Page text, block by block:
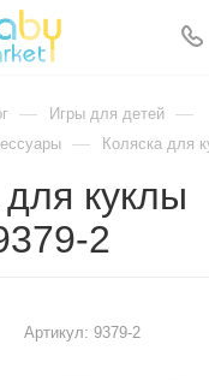
— Игры для детей —
— Коляска для
куклы
2
Артикул: 9379-2